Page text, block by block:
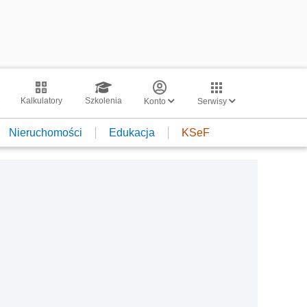
Kalkulatory Szkolenia Konto Serwisy
Nieruchomości Edukacja KSeF